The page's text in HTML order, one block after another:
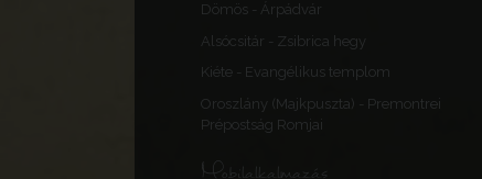
Dömös - Árpádvár
Alsócsitár - Zsibrica hegy
Kiéte - Evangélikus templom
Oroszlány (Majkpuszta) - Premontrei
Prépostság Romjai
Mobilalkalmazás